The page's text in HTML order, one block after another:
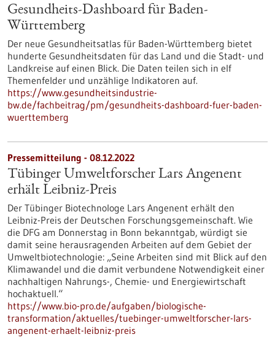
Gesundheits-Dashboard für Baden-
Württemberg
Der neue Gesundheitsatlas für Baden-Württemberg bietet
hunderte Gesundheitsdaten für das Land und die Stadt- und
Landkreise auf einen Blick. Die Daten teilen sich in elf
Themenfelder und unzählige Indikatoren auf.
https://www.gesundheitsindustrie-
bw.de/fachbeitrag/pm/gesundheits-dashboard-fuer-baden-
wuerttemberg
Pressemitteilung - 08.12.2022
Tübinger Umweltforscher Lars Angenent
erhält Leibniz-Preis
Der Tübinger Biotechnologe Lars Angenent erhält den
Leibniz-Preis der Deutschen Forschungsgemeinschaft. Wie
die DFG am Donnerstag in Bonn bekanntgab, würdigt sie
damit seine herausragenden Arbeiten auf dem Gebiet der
Umweltbiotechnologie: „Seine Arbeiten sind mit Blick auf den
Klimawandel und die damit verbundene Notwendigkeit einer
nachhaltigen Nahrungs-, Chemie- und Energiewirtschaft
hochaktuell.“
https://www.bio-pro.de/aufgaben/biologische-
transformation/aktuelles/tuebinger-umweltforscher-lars-
angenent-erhaelt-leibniz-preis